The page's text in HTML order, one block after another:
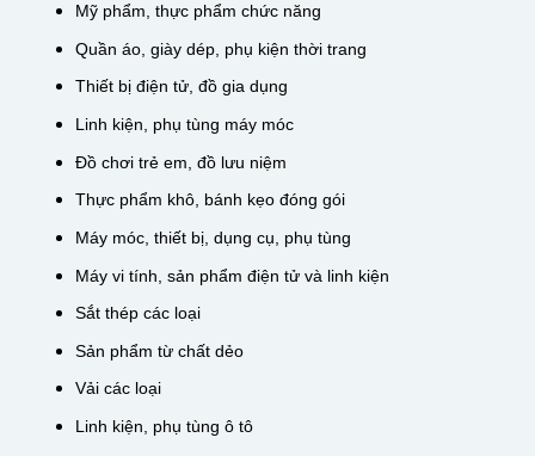
Mỹ phẩm, thực phẩm chức năng
Quần áo, giày dép, phụ kiện thời trang
Thiết bị điện tử, đồ gia dụng
Linh kiện, phụ tùng máy móc
Đồ chơi trẻ em, đồ lưu niệm
Thực phẩm khô, bánh kẹo đóng gói
Máy móc, thiết bị, dụng cụ, phụ tùng
Máy vi tính, sản phẩm điện tử và linh kiện
Sắt thép các loại
Sản phẩm từ chất dẻo
Vải các loại
Linh kiện, phụ tùng ô tô